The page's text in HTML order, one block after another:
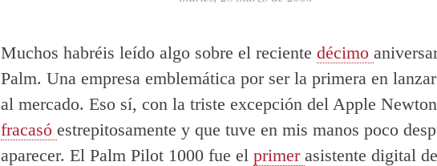
Muchos habréis leído algo sobre el reciente décimo
Palm. Una empresa emblemática por ser la primera en
al mercado. Eso sí, con la triste excepción del Apple
fracasó estrepitosamente y que tuve en mis manos poco
aparecer. El Palm Pilot 1000 fue el primer asistente digital